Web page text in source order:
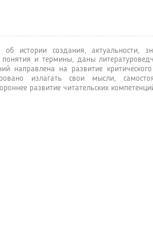
истории создания, актуальности,
понятия и термины, даны
направлена на развитие
излагать свои мысли,
развитие читательских